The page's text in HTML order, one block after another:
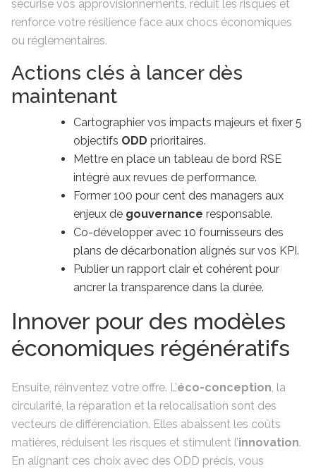
sécurise vos approvisionnements, réduit les risques et
renforce votre résilience face aux chocs économiques
ou réglementaires.
Actions clés à lancer dès
maintenant
Cartographier vos impacts majeurs et fixer 5
objectifs ODD prioritaires.
Mettre en place un tableau de bord RSE
intégré aux revues de performance.
Former 100 pour cent des managers aux
enjeux de gouvernance responsable.
Co-développer avec 10 fournisseurs des
plans de décarbonation alignés sur vos KPI.
Publier un rapport clair et cohérent pour
ancrer la transparence dans la durée.
Innover pour des modèles
économiques régénératifs
Ensuite, réinventez votre offre. L’éco-conception , la
circularité, la réparation et la relocalisation sont des
vecteurs de différenciation. Elles abaissent les coûts
matières, réduisent les risques et stimulent l’innovation.
En alignant ces choix avec des ODD précis, vous